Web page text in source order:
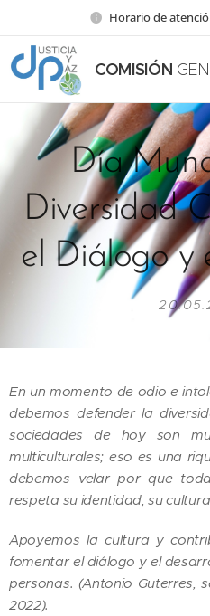
Horario de
COMISIÓN
Día
Diversidad
el Diálogo y
En un momento de odio e
debemos defender la
sociedades de hoy son
multiculturales; eso es una
debemos velar por que
respeta su identidad, su
Apoyemos la cultura y
fomentar el diálogo y el
personas. (Antonio Guterres,
2022).